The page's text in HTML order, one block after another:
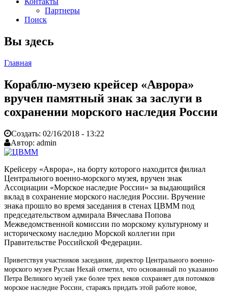
Партнеры
Поиск
Вы здесь
Главная
Кораблю-музею крейсер «Аврора»
вручен памятный знак за заслуги в
сохранении морского наследия России
Создать: 02/16/2018 - 13:22
Автор: admin
Крейсеру «Аврора», на борту которого находится филиал
Центрального военно-морского музея, вручен знак
Ассоциации «Морское наследие России» за выдающийся
вклад в сохранение морского наследия России. Вручение
знака прошло во время заседания в стенах ЦВММ под
председательством адмирала Вячеслава Попова
Межведомственной комиссии по морскому культурному и
историческому наследию Морской коллегии при
Правительстве Российской Федерации.
Приветствуя участников заседания, директор Центрального военно-
морского музея Руслан Нехай отметил, что основанный по указанию
Петра Великого музей уже более трех веков сохраняет для потомков
морское наследие России, стараясь придать этой работе новое,